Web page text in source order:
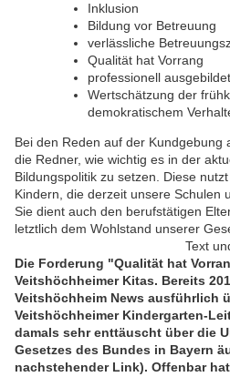
Inklusion
Bildung vor Betreuung
verlässliche
Qualität hat Vorrang
professionell
Wertschätzung der
demokratischem
Bei den Reden auf der Kundgebung
die Redner, wie wichtig es in der
Bildungspolitik zu setzen. Diese
Kindern, die derzeit unsere Schulen
Sie dient auch den berufstätigen
letztlich dem Wohlstand unserer
Text
Die Forderung "Qualität hat
Veitshöchheimer Kitas. Bereits
Veitshöchheim News ausführlich
Veitshöchheimer Kindergarten-
damals sehr enttäuscht über die
Gesetzes des Bundes in Bayern
nachstehender Link). Offenbar